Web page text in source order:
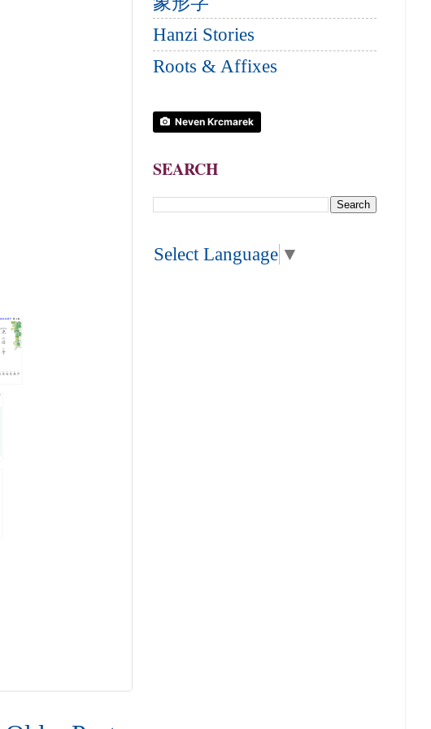
Hanzi Stories
Roots & Affixes
Neven Krcmarek
SEARCH
Select Language ▼